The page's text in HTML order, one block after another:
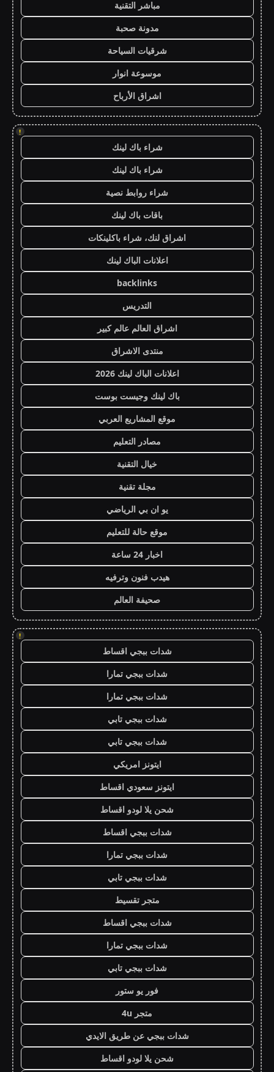
مباشر التقنية
مدونة صحبة
شرقيات السياحة
موسوعة انوار
اشراق الأرباح
!
شراء باك لينك
شراء باك لينك
شراء روابط نصية
باقات باك لينك
اشراق لنك، شراء باكلينكات
اعلانات الباك لينك
backlinks
التدريس
اشراق العالم عالم كبير
منتدى الاشراق
اعلانات الباك لينك 2026
باك لينك وجيست بوست
موقع المشاريع العربي
مصادر التعليم
خيال التقنية
مجلة تقنية
يو ان بي الرياضي
موقع حالة للتعليم
اخبار 24 ساعة
هيدب فنون وترفيه
صحيفة العالم
!
شدات ببجي اقساط
شدات ببجي تمارا
شدات ببجي تمارا
شدات ببجي تابي
شدات ببجي تابي
ايتونز امريكي
ايتونز سعودي اقساط
شحن يلا لودو اقساط
شدات ببجي اقساط
شدات ببجي تمارا
شدات ببجي تابي
متجر تقسيط
شدات ببجي اقساط
شدات ببجي تمارا
شدات ببجي تابي
فور يو ستور
متجر 4u
شدات ببجي عن طريق الايدي
شحن يلا لودو اقساط